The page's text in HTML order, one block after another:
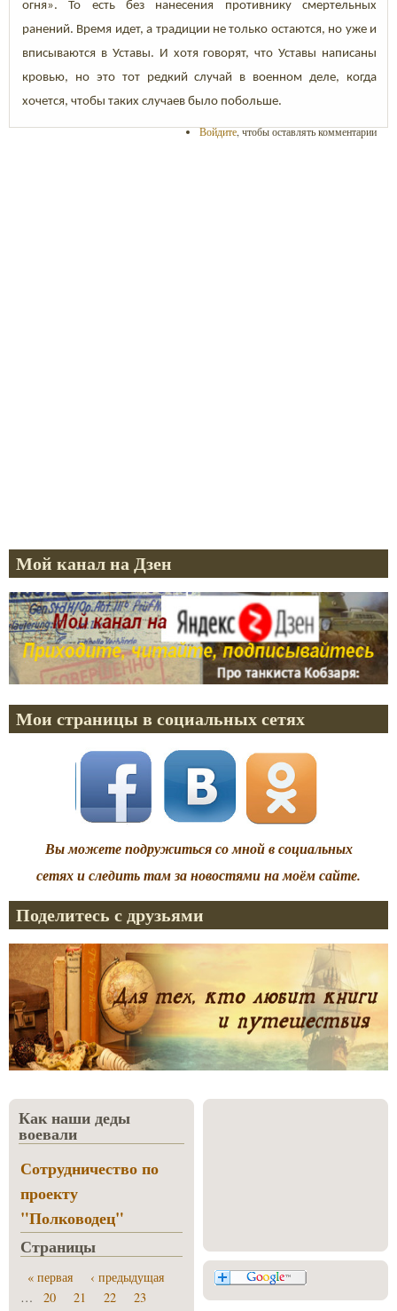
огня». То есть без нанесения противнику смертельных
ранений. Время идет, а традиции не только остаются, но уже и
вписываются в Уставы. И хотя говорят, что Уставы написаны
кровью, но это тот редкий случай в военном деле, когда
хочется, чтобы таких случаев было побольше.
Войдите, чтобы оставлять комментарии
Мой канал на Дзен
Мои страницы в социальных сетях
Вы можете подружиться со мной в социальных
сетях и следить там за новостями на моём сайте.
Поделитесь с друзьями
Как наши деды
воевали
Сотрудничество по
проекту
"Полководец"
Страницы
« первая
‹ предыдущая
…
20 21 22
23